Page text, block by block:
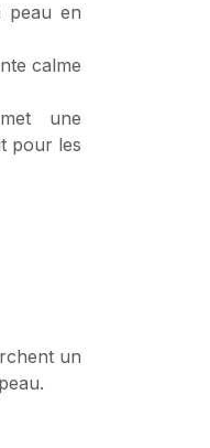
peau en
calme
une
pour les
un